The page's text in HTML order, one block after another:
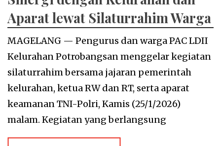
Aparat lewat Silaturrahim Warga
MAGELANG — Pengurus dan warga PAC LDII
Kelurahan Potrobangsan menggelar kegiatan
silaturrahim bersama jajaran pemerintah
kelurahan, ketua RW dan RT, serta aparat
keamanan TNI-Polri, Kamis (25/1/2026)
malam. Kegiatan yang berlangsung